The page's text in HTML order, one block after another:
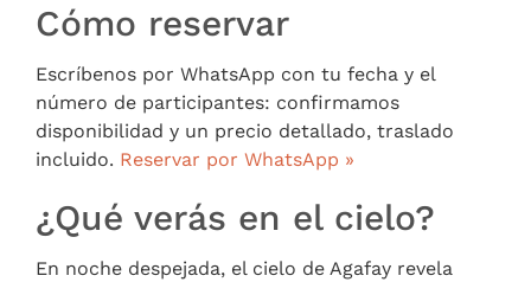
Cómo reservar
Escríbenos por WhatsApp con tu fecha y el
número de participantes: confirmamos
disponibilidad y un precio detallado, traslado
incluido. Reservar por WhatsApp »
¿Qué verás en el cielo?
En noche despejada, el cielo de Agafay revela